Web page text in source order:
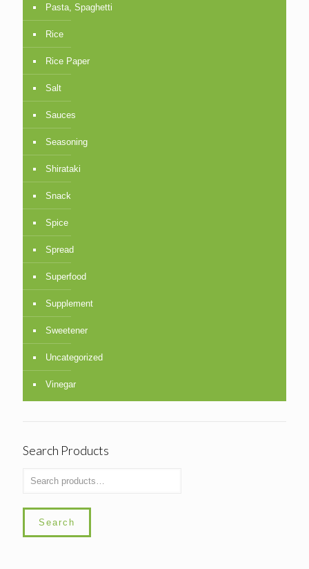
Pasta, Spaghetti
Rice
Rice Paper
Salt
Sauces
Seasoning
Shirataki
Snack
Spice
Spread
Superfood
Supplement
Sweetener
Uncategorized
Vinegar
Search Products
Search